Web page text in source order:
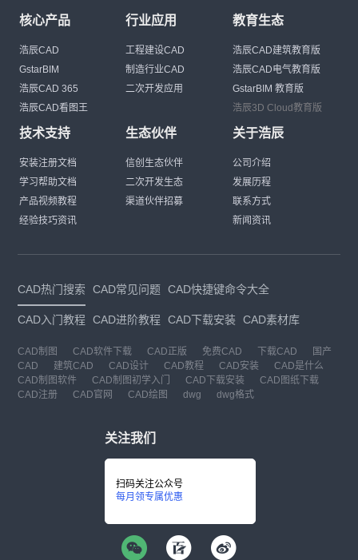
核心产品
浩辰CAD
GstarBIM
浩辰CAD看图王
行业应用
工程建设CAD
教育生态
浩辰CAD建筑教育版
浩辰CAD电气教育版
浩辰3D Cloud教育版
技术支持
安装注册文档
学习帮助文档
经验技巧资讯
生态伙伴
信创生态伙伴
关于浩辰
公司介绍
发展历程
新闻资讯
CAD热门搜索 CAD常见问题 CAD快捷键命令大全
CAD入门教程 CAD进阶教程 CAD下载安装 CAD素材库
CAD制图 CAD软件下载 CAD正版 免费CAD 下载CAD
国产
CAD
建筑CAD CAD设计 CAD教程 CAD安装